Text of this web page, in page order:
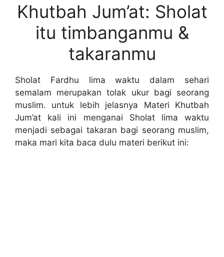
Khutbah Jum’at: Sholat
itu timbanganmu &
takaranmu
Sholat Fardhu lima waktu dalam sehari
semalam merupakan tolak ukur bagi seorang
muslim. untuk lebih jelasnya Materi Khutbah
Jum’at kali ini menganai Sholat lima waktu
menjadi sebagai takaran bagi seorang muslim,
maka mari kita baca dulu materi berikut ini: